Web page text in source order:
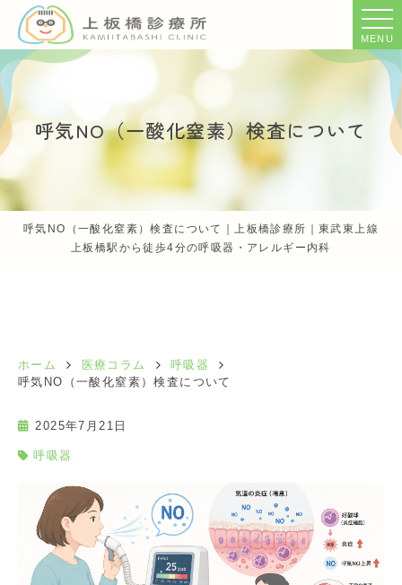
MENU
呼気NO（一酸化窒素）検査について
呼気NO（一酸化窒素）検査について｜上板橋診療所｜東武東上線
上板橋駅から徒歩4分の呼吸器・アレルギー内科
ホーム 医療コラム
呼吸器
呼気NO（一酸化窒素）検査について
2025年7月21日
呼吸器